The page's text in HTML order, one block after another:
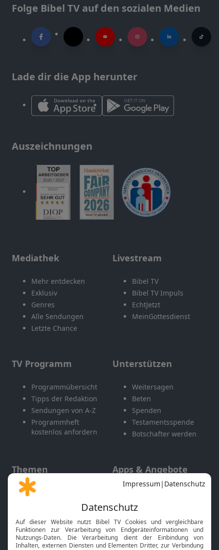
Folge Bibel TV auf den sozialen Medien
Lade dir die App herunter
Auszeichnungen
Mediathek
Mehr entdecken
Exklusiv
Genres
Alle Sendungen
Letzte Chance
Livestream
Bibel TV
Bibel TV Impuls
EchtJetzt
MeinGottesdienst
TV Programm
Programmübersicht
Tipps der Redaktion
Sendungen von A-Z
Programmheft
kostenlos anfordern
Unterstützen
Weitersagen
Beten
Spenden
Testamentsspende
Botschafter werden
Themen
Gott und Bibel erklärt
Neuigkeiten
Apps & Angebote
Mobile App
Smart TV
HbbTV